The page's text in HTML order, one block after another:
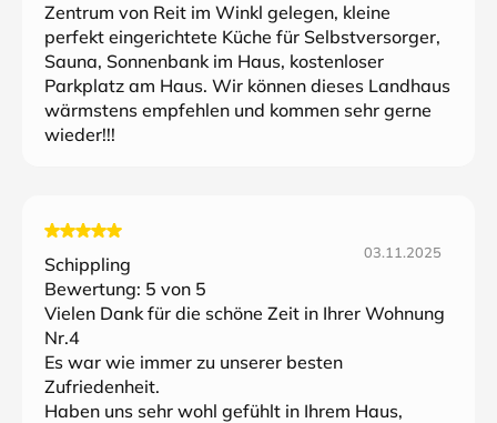
Zentrum von Reit im Winkl gelegen, kleine
perfekt eingerichtete Küche für Selbstversorger,
Sauna, Sonnenbank im Haus, kostenloser
Parkplatz am Haus. Wir können dieses Landhaus
wärmstens empfehlen und kommen sehr gerne
wieder!!!
Schippling
03.11.2025
Bewertung: 5 von 5
Vielen Dank für die schöne Zeit in Ihrer Wohnung
Nr.4
Es war wie immer zu unserer besten
Zufriedenheit.
Haben uns sehr wohl gefühlt in Ihrem Haus,